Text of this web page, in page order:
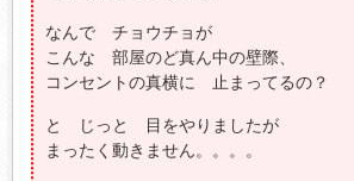
なんで チョウチョが
こんな 部屋のど真ん中の壁際、
コンセントの真横に 止まってるの？
と じっと 目をやりましたが
まったく動きません。。。。